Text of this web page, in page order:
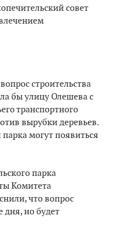
совет
строительства
бы улицу Олешева с
транспортного
вырубки деревьев.
могут появиться
парка
Комитета
что вопрос
дня, но будет